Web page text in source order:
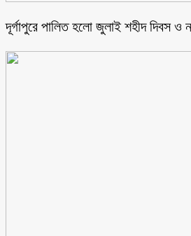
‎দূর্গাপুরে পালিত হলো জুলাই শহীদ দিবস